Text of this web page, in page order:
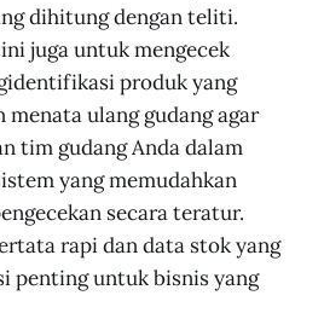
dihitung dengan teliti.
juga untuk mengecek
produk yang
menata ulang gudang agar
tim gudang Anda dalam
yang memudahkan
secara teratur.
rapi dan data stok yang
penting untuk bisnis yang